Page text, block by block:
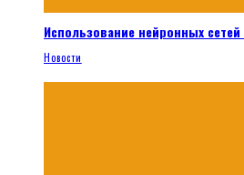
Использование нейронных
Новости